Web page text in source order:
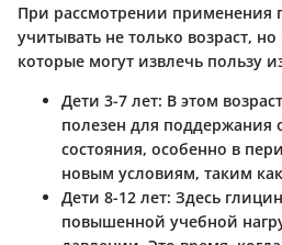
При рассмотрении применения
учитывать не только возраст,
которые могут извлечь пользу
Дети 3-7 лет: В этом
полезен для поддержания
состояния, особенно в
новым условиям, таким
Дети 8-12 лет: Здесь
повышенной учебной